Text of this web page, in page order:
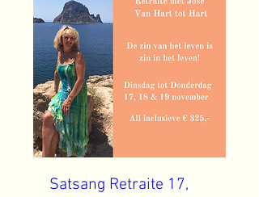
Satsang Retraite 17,